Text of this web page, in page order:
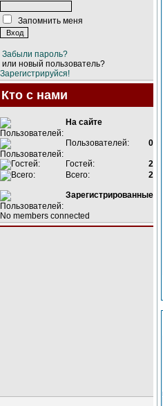
Запомнить меня
Забыли пароль?
или новый пользователь?
Зарегистрируйся!
Кто с нами
На сайте
Пользователей: 0
Гостей:
2
Всего:
2
Зарегистрированные
No members connected